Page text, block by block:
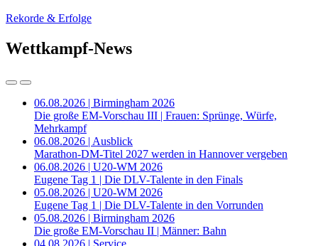
Rekorde & Erfolge
Wettkampf-News
06.08.2026 | Birmingham 2026
Die große EM-Vorschau III | Frauen: Sprünge, Würfe,
Mehrkampf
06.08.2026 | Ausblick
Marathon-DM-Titel 2027 werden in Hannover vergeben
06.08.2026 | U20-WM 2026
Eugene Tag 1 | Die DLV-Talente in den Finals
05.08.2026 | U20-WM 2026
Eugene Tag 1 | Die DLV-Talente in den Vorrunden
05.08.2026 | Birmingham 2026
Die große EM-Vorschau II | Männer: Bahn
04.08.2026 | Service